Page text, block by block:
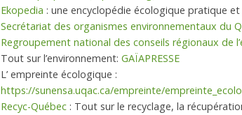
Ekopedia : une encyclopédie écologique pratique
Secrétariat des organismes environnementaux du
Regroupement national des conseils régionaux de
Tout sur l’environnement: GAÏAPRESSE
L’ empreinte écologique :
https://sunensa.uqac.ca/empreinte/
Recyc-Québec : Tout sur le recyclage, la